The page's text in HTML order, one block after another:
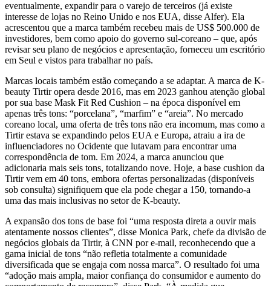
eventualmente, expandir para o varejo de terceiros (já existe
interesse de lojas no Reino Unido e nos EUA, disse Alfer). Ela
acrescentou que a marca também recebeu mais de US$ 500.000 de
investidores, bem como apoio do governo sul-coreano – que, após
revisar seu plano de negócios e apresentação, forneceu um escritório
em Seul e vistos para trabalhar no país.
Marcas locais também estão começando a se adaptar. A marca de K-
beauty Tirtir opera desde 2016, mas em 2023 ganhou atenção global
por sua base Mask Fit Red Cushion – na época disponível em
apenas três tons: “porcelana”, “marfim” e “areia”. No mercado
coreano local, uma oferta de três tons não era incomum, mas como a
Tirtir estava se expandindo pelos EUA e Europa, atraiu a ira de
influenciadores no Ocidente que lutavam para encontrar uma
correspondência de tom. Em 2024, a marca anunciou que
adicionaria mais seis tons, totalizando nove. Hoje, a base cushion da
Tirtir vem em 40 tons, embora ofertas personalizadas (disponíveis
sob consulta) signifiquem que ela pode chegar a 150, tornando-a
uma das mais inclusivas no setor de K-beauty.
A expansão dos tons de base foi “uma resposta direta a ouvir mais
atentamente nossos clientes”, disse Monica Park, chefe da divisão de
negócios globais da Tirtir, à CNN por e-mail, reconhecendo que a
gama inicial de tons “não refletia totalmente a comunidade
diversificada que se engaja com nossa marca”. O resultado foi uma
“adoção mais ampla, maior confiança do consumidor e aumento do